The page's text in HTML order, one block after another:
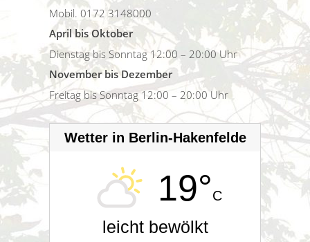
Mobil. 0172 3148000
April bis Oktober
Dienstag bis Sonntag 12:00 – 20:00 Uhr
November bis Dezember
Freitag bis Sonntag 12:00 – 20:00 Uhr
Wetter in Berlin-Hakenfelde
19°C
leicht bewölkt